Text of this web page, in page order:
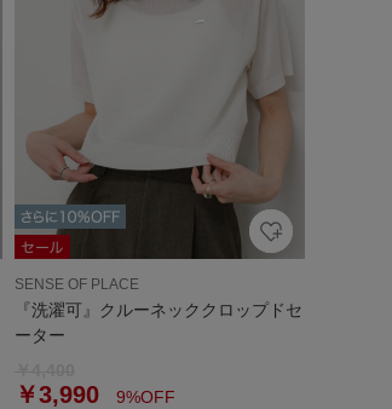
SENSE OF PLACE
『洗濯可』クルーネッククロップドセ
ーター
￥3,990 9%OFF